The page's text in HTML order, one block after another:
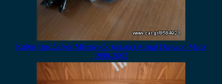
Καθρέπτης Δεξιός Μηχανικός (απλός) Ασημί Daewoo Matiz
1998-2005